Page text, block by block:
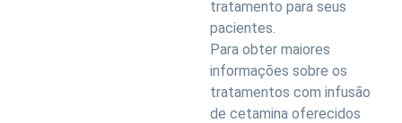
tratamento para seus
pacientes.
Para obter maiores
informações sobre os
tratamentos com infusão
de cetamina oferecidos